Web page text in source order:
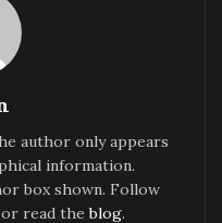
author only appears
information.
box shown. Follow
read theblog.